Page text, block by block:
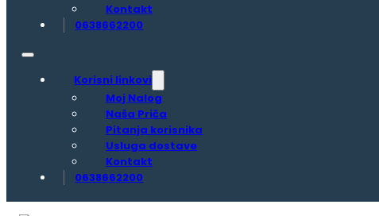
Kontakt
0638662200
Korisni linkovi
Moj Nalog
Naša Priča
Pitanja korisnika
Usluga dostave
Kontakt
0638662200